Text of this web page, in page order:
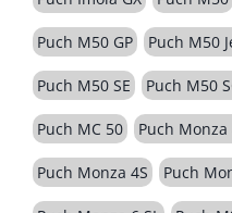
Puch M50 GP Puch M50
Puch M50 SE Puch M50
Puch MC 50 Puch Monza
Puch Monza 4S Puch